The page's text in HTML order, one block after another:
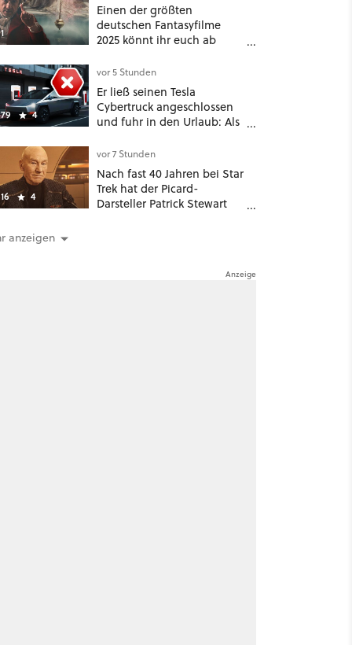
Einen der größten
deutschen Fantasyfilme
2025 könnt ihr euch ab
anschauen, mit dabei: ein
Star aus Der Hobbit
4
vor 5 Stunden
Er ließ seinen Tesla
Cybertruck angeschlossen
und fuhr in den Urlaub: Als
zurückkam, sprang der
Truck nicht mehr an [Best of
GameStar]
4
vor 7 Stunden
Nach fast 40 Jahren bei Star
Trek hat der Picard-
Darsteller Patrick Stewart
anzeigen